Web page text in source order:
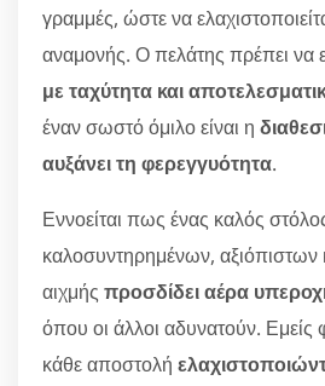
γραμμές, ώστε να
αναμονής. Ο πελάτης πρέπει να
με ταχύτητα και
έναν σωστό όμιλο είναι η
αυξάνει τη φερεγγυότητα.
Εννοείται πως ένας καλός
καλοσυντηρημένων, αξιόπιστων
αιχμής προσδίδει αέρα
όπου οι άλλοι αδυνατούν. Εμείς
κάθε αποστολή